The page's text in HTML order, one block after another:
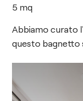
5 mq
Abbiamo curato
questo bagnetto